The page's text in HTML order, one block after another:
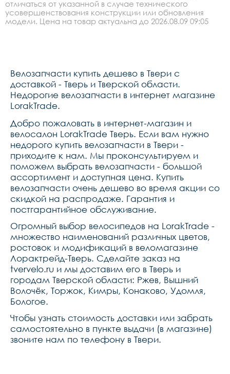
отличаться от указанной в случае технического
усовершенствования конструкции или обновления
модели. Цена на товар актуальна до 2026.08.09 09:05
Велозапчасти купить дешево в Твери с
доставкой - Тверь и Тверской области.
Недорогие велозапчасти в интернет магазине
LorakTrade.
Добро пожаловать в интернет-магазин и
велосалон LorakTrade Тверь. Если вам нужно
недорого купить велозапчасти в Твери -
приходите к нам. Мы проконсультируем и
поможем выбрать велозапчасти - большой
ассортимент и доступная цена. Купить
велозапчасти очень дешево во время акции со
скидкой на распродаже. Гарантия и
постгарантийное обслуживание.
Огромный выбор велосипедов на LorakTrade -
множество наименований различных цветов,
ростовок и модификаций в веломагазине
Лорактрейд-Тверь. Сделайте заказ на
tvervelo.ru и мы доставим его в Тверь и
городам Тверской области: Ржев, Вышний
Волочёк, Торжок, Кимры, Конаково, Удомля,
Бологое.
Чтобы узнать стоимость доставки или забрать
самостоятельно в пункте выдачи (в магазине)
звоните нам по телефону в Твери.